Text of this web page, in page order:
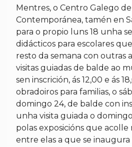
Mentres, o Centro Galego
Contemporánea, tamén en
para o propio luns 18 unha
didácticos para escolares
resto da semana con outras
visitas guiadas de balde ao
sen inscrición, ás 12,00 e ás
obradoiros para familias, o
domingo 24, de balde con
unha visita guiada o
polas exposicións que
entre elas a que se inaugura